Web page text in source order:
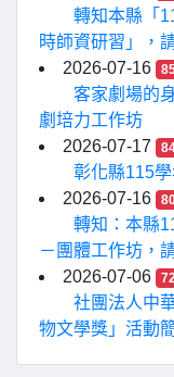
轉知本縣「
時師資研習」，
2026-07-16
客家劇場的
劇培力工作坊
2026-07-17
彰化縣115
2026-07-16
轉知：本縣
－團體工作坊，
2026-07-06
社團法人中
物文學獎」活動